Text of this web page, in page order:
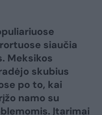
siaučia
Meksikos
skubius
po to, kai
namo su
Įtarimai